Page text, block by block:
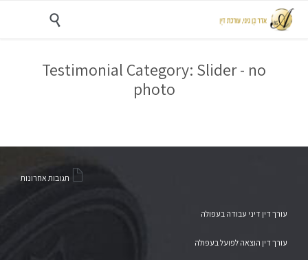

Testimonial Category: Slider - no
photo
 תגובות אחרונות
עורך דין דיני עבודה בעפולה
עורך דין הוצאה לפועל בעפולה